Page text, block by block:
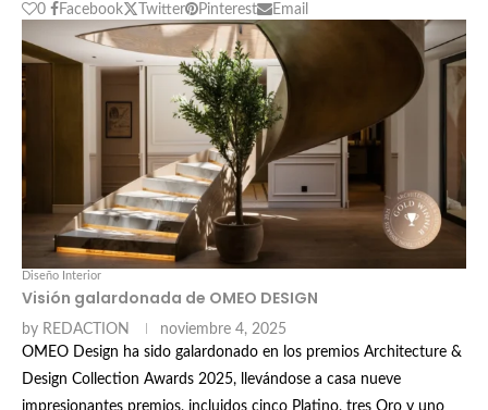
0
Facebook Twitter Pinterest Email
Diseño Interior
Visión galardonada de OMEO DESIGN
by REDACTION
noviembre 4, 2025
OMEO Design ha sido galardonado en los premios Architecture &
Design Collection Awards 2025, llevándose a casa nueve